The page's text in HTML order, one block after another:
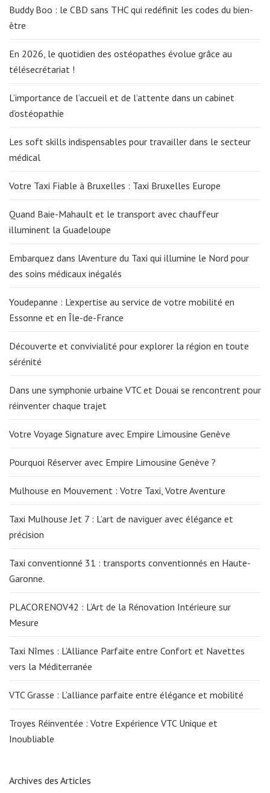
Buddy Boo : le CBD sans THC qui redéfinit les codes du bien-
être
En 2026, le quotidien des ostéopathes évolue grâce au
télésecrétariat !
L’importance de l’accueil et de l’attente dans un cabinet
d’ostéopathie
Les soft skills indispensables pour travailler dans le secteur
médical
Votre Taxi Fiable à Bruxelles : Taxi Bruxelles Europe
Quand Baie-Mahault et le transport avec chauffeur
illuminent la Guadeloupe
Embarquez dans lAventure du Taxi qui illumine le Nord pour
des soins médicaux inégalés
Youdepanne : L’expertise au service de votre mobilité en
Essonne et en Île-de-France
Découverte et convivialité pour explorer la région en toute
sérénité
Dans une symphonie urbaine VTC et Douai se rencontrent pour
réinventer chaque trajet
Votre Voyage Signature avec Empire Limousine Genève
Pourquoi Réserver avec Empire Limousine Genève ?
Mulhouse en Mouvement : Votre Taxi, Votre Aventure
Taxi Mulhouse Jet 7 : L’art de naviguer avec élégance et
précision
Taxi conventionné 31 : transports conventionnés en Haute-
Garonne.
PLACORENOV42 : L’Art de la Rénovation Intérieure sur
Mesure
Taxi Nîmes : L’Alliance Parfaite entre Confort et Navettes
vers la Méditerranée
VTC Grasse : L’alliance parfaite entre élégance et mobilité
Troyes Réinventée : Votre Expérience VTC Unique et
Inoubliable
Archives des Articles